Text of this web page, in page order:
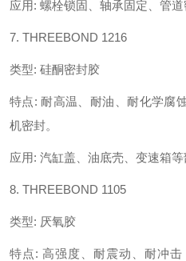
应用: 螺栓锁固、轴承固定、管道
7. THREEBOND 1216
类型: 硅酮密封胶
特点: 耐高温、耐油、耐化学腐
机密封。
应用: 汽缸盖、油底壳、变速箱等
8. THREEBOND 1105
类型: 厌氧胶
特点: 高强度、耐震动、耐冲